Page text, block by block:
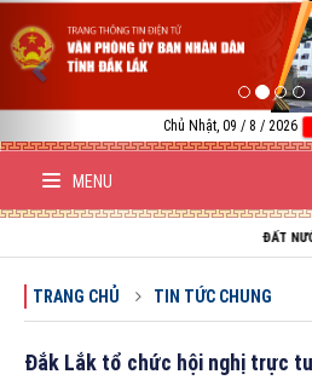
Chủ Nhật, 09 / 8 / 2026
MENU
ĐẤT NƯỚC VIỆT NAM
TRANG CHỦ TIN TỨC CHUNG
Đắk Lắk tổ chức hội nghị trực